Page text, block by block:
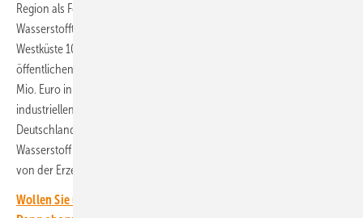
Region als Forschungs- und Entwicklungsstandort für die
Wasserstofftechnologie. Mit dem bundesgeförderten „Reallabor
Westküste 100“ hat ein branchenübergreifendes Konsortium mit
öffentlichen Partnern ein Zukunftsprojekt mit einem Volumen von 30
Mio. Euro initiiert, bei dem eine regionale Wasserstoffwirtschaft im
industriellen Maßstab entsteht. Die eFarm in Nordfriesland,
Deutschlands größtes grünes H2-Mobilitätsprojekt, zeigt, wie mit
Wasserstoff aus Windenergie eine komplett nachhaltige Infrastruktur –
von der Erzeugung bis zur Flottennutzung – geschaffen werden kann.
Wollen Sie über die Energiewende auf dem Laufenden bleiben?